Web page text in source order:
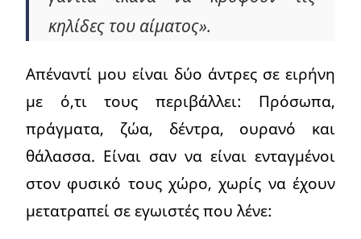
κηλίδες του αίματος».
Απέναντί μου είναι δύο άντρες σε ειρήνη
με ό,τι τους περιβάλλει: Πρόσωπα,
πράγματα, ζώα, δέντρα, ουρανό και
θάλασσα. Είναι σαν να είναι ενταγμένοι
στον φυσικό τους χώρο, χωρίς να έχουν
μετατραπεί σε εγωιστές που λένε: